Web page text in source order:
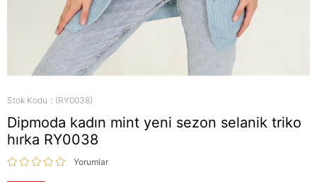
Stok Kodu (RY0038)
Dipmoda kadın mint yeni sezon selanik triko
hırka RY0038
Yorumlar